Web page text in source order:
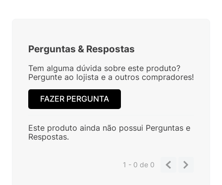
Perguntas & Respostas
Tem alguma dúvida sobre este produto?
Pergunte ao lojista e a outros compradores!
FAZER PERGUNTA
Este produto ainda não possui Perguntas e
Respostas.
1 - 0de 0